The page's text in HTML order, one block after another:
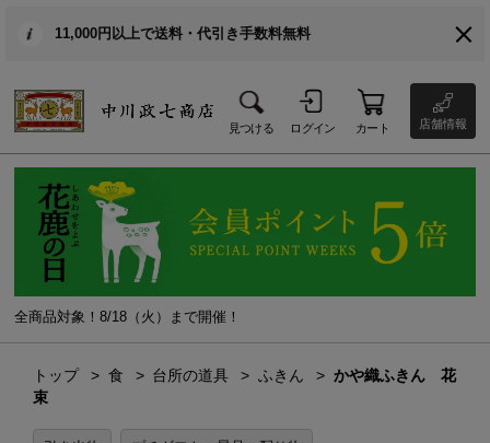
11,000円以上で送料・代引き手数料無料
見つける ログイン カート 店舗情報
全商品対象！8/18（火）まで開催！
トップ 食 台所の道具 ふきん
かや織ふきん 花
束